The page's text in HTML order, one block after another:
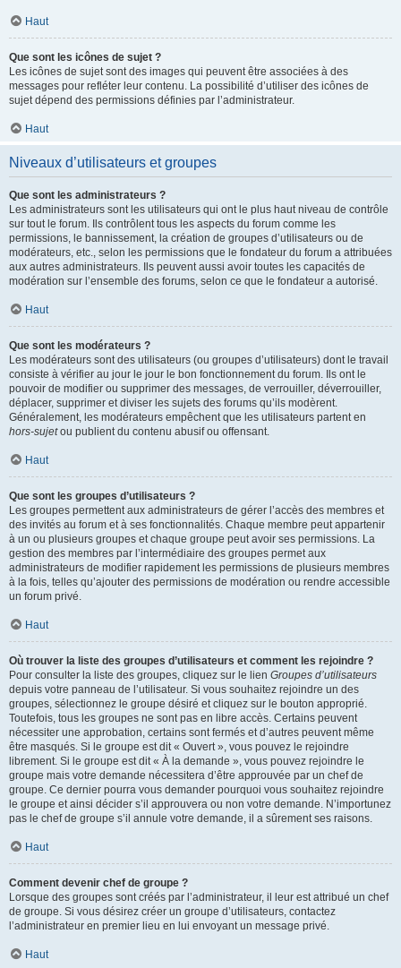
Haut
Que sont les icônes de sujet ?
Les icônes de sujet sont des images qui peuvent être associées à des
messages pour refléter leur contenu. La possibilité d’utiliser des icônes de
sujet dépend des permissions définies par l’administrateur.
Haut
Niveaux d’utilisateurs et groupes
Que sont les administrateurs ?
Les administrateurs sont les utilisateurs qui ont le plus haut niveau de contrôle
sur tout le forum. Ils contrôlent tous les aspects du forum comme les
permissions, le bannissement, la création de groupes d’utilisateurs ou de
modérateurs, etc., selon les permissions que le fondateur du forum a attribuées
aux autres administrateurs. Ils peuvent aussi avoir toutes les capacités de
modération sur l’ensemble des forums, selon ce que le fondateur a autorisé.
Haut
Que sont les modérateurs ?
Les modérateurs sont des utilisateurs (ou groupes d’utilisateurs) dont le travail
consiste à vérifier au jour le jour le bon fonctionnement du forum. Ils ont le
pouvoir de modifier ou supprimer des messages, de verrouiller, déverrouiller,
déplacer, supprimer et diviser les sujets des forums qu’ils modèrent.
Généralement, les modérateurs empêchent que les utilisateurs partent en
hors-sujetou publient du contenu abusif ou offensant.
Haut
Que sont les groupes d’utilisateurs ?
Les groupes permettent aux administrateurs de gérer l’accès des membres et
des invités au forum et à ses fonctionnalités. Chaque membre peut appartenir
à un ou plusieurs groupes et chaque groupe peut avoir ses permissions. La
gestion des membres par l’intermédiaire des groupes permet aux
administrateurs de modifier rapidement les permissions de plusieurs membres
à la fois, telles qu’ajouter des permissions de modération ou rendre accessible
un forum privé.
Haut
Où trouver la liste des groupes d’utilisateurs et comment les rejoindre ?
Pour consulter la liste des groupes, cliquez sur le lien Groupes d’utilisateurs
depuis votre panneau de l’utilisateur. Si vous souhaitez rejoindre un des
groupes, sélectionnez le groupe désiré et cliquez sur le bouton approprié.
Toutefois, tous les groupes ne sont pas en libre accès. Certains peuvent
nécessiter une approbation, certains sont fermés et d’autres peuvent même
être masqués. Si le groupe est dit « Ouvert », vous pouvez le rejoindre
librement. Si le groupe est dit « À la demande », vous pouvez rejoindre le
groupe mais votre demande nécessitera d’être approuvée par un chef de
groupe. Ce dernier pourra vous demander pourquoi vous souhaitez rejoindre
le groupe et ainsi décider s’il approuvera ou non votre demande. N’importunez
pas le chef de groupe s’il annule votre demande, il a sûrement ses raisons.
Haut
Comment devenir chef de groupe ?
Lorsque des groupes sont créés par l’administrateur, il leur est attribué un chef
de groupe. Si vous désirez créer un groupe d’utilisateurs, contactez
l’administrateur en premier lieu en lui envoyant un message privé.
Haut